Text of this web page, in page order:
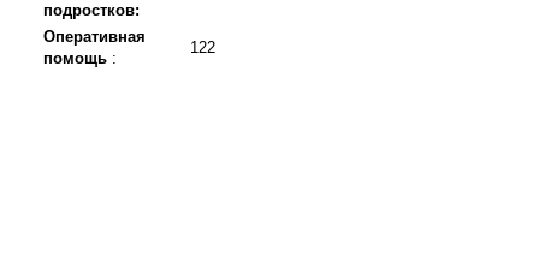
подростков:
Оперативная
помощь :
122